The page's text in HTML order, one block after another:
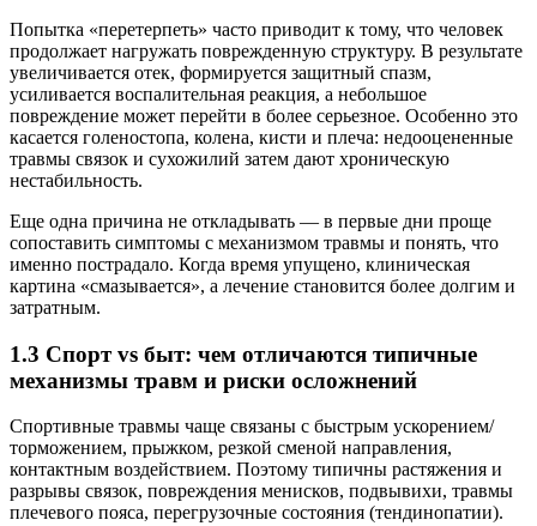
Попытка «перетерпеть» часто приводит к тому, что человек
продолжает нагружать поврежденную структуру. В результате
увеличивается отек, формируется защитный спазм,
усиливается воспалительная реакция, а небольшое
повреждение может перейти в более серьезное. Особенно это
касается голеностопа, колена, кисти и плеча: недооцененные
травмы связок и сухожилий затем дают хроническую
нестабильность.
Еще одна причина не откладывать — в первые дни проще
сопоставить симптомы с механизмом травмы и понять, что
именно пострадало. Когда время упущено, клиническая
картина «смазывается», а лечение становится более долгим и
затратным.
1.3 Спорт vs быт: чем отличаются типичные
механизмы травм и риски осложнений
Спортивные травмы чаще связаны с быстрым ускорением/
торможением, прыжком, резкой сменой направления,
контактным воздействием. Поэтому типичны растяжения и
разрывы связок, повреждения менисков, подвывихи, травмы
плечевого пояса, перегрузочные состояния (тендинопатии).